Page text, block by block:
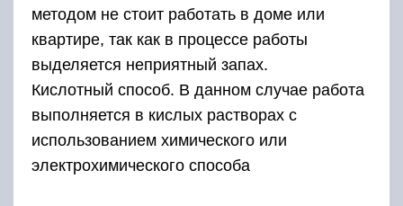
методом не стоит работать в доме или
квартире, так как в процессе работы
выделяется неприятный запах.
Кислотный способ. В данном случае работа
выполняется в кислых растворах с
использованием химического или
электрохимического способа